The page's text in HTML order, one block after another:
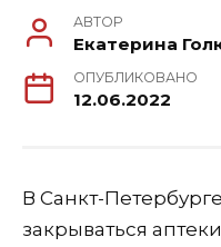
АВТОР
Екатерина
ОПУБЛИКОВАНО
12.06.2022
В Санкт-
закрываться